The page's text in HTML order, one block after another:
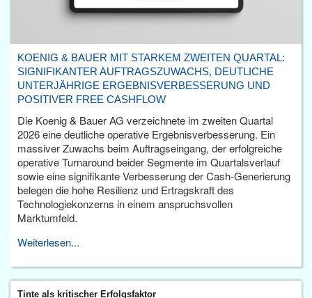
KOENIG & BAUER MIT STARKEM ZWEITEN QUARTAL:
SIGNIFIKANTER AUFTRAGSZUWACHS, DEUTLICHE
UNTERJÄHRIGE ERGEBNISVERBESSERUNG UND
POSITIVER FREE CASHFLOW
Die Koenig & Bauer AG verzeichnete im zweiten Quartal
2026 eine deutliche operative Ergebnisverbesserung. Ein
massiver Zuwachs beim Auftragseingang, der erfolgreiche
operative Turnaround beider Segmente im Quartalsverlauf
sowie eine signifikante Verbesserung der Cash-Generierung
belegen die hohe Resilienz und Ertragskraft des
Technologiekonzerns in einem anspruchsvollen
Marktumfeld.
Weiterlesen...
Tinte als kritischer Erfolgsfaktor